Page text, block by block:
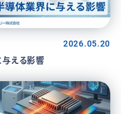
2026.05.20
える影響